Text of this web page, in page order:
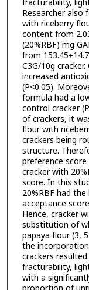
fracturability,
Researcher
with riceberry
content from
(20%RBF) mg
from
C3G/10g
increased
(P<0.05).
formula had a
control cracker
of crackers, it
flour with
crackers being
structure.
preference score
cracker with
score. In this
20%RBF had
acceptance
Hence, cracker
substitution of
papaya flour (3,
the
crackers
fracturability,
with a